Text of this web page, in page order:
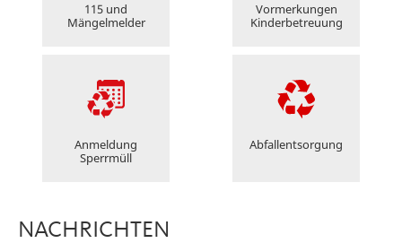
115 und
Mängelmelder
Vormerkungen
Kinderbetreuung
Anmeldung
Sperrmüll
Abfallentsorgung
NACHRICHTEN